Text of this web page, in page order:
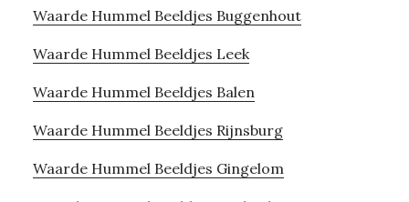
Waarde Hummel Beeldjes Buggenhout
Waarde Hummel Beeldjes Leek
Waarde Hummel Beeldjes Balen
Waarde Hummel Beeldjes Rijnsburg
Waarde Hummel Beeldjes Gingelom